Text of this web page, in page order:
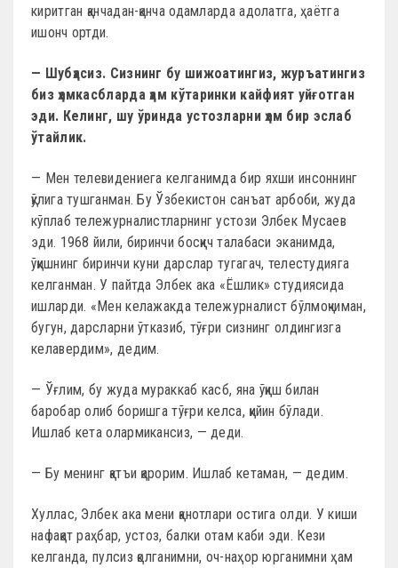
киритган қанчадан-қанча одамларда адолатга, ҳаётга
ишонч ортди.
— Шубҳасиз. Сизнинг бу шижоатингиз, журъатингиз
биз ҳамкасбларда ҳам кўтаринки кайфият уйғотган
эди. Келинг, шу ўринда устозларни ҳам бир эслаб
ўтайлик.
— Мен телевидениега келганимда бир яхши инсоннинг
қўлига тушганман. Бу Ўзбекистон санъат арбоби, жуда
кўплаб тележурналистларнинг устози Элбек Мусаев
эди. 1968 йили, биринчи босқич талабаси эканимда,
ўқишнинг биринчи куни дарслар тугагач, телестудияга
келганман. У пайтда Элбек ака «Ёшлик» студия­сида
ишларди. «Мен келажакда тележурналист бўлмоқчиман,
бугун, дарсларни ўтказиб, тўғри сизнинг олдингизга
келавердим», дедим.
— Ўғлим, бу жуда мураккаб касб, яна ўқиш билан
баробар олиб боришга тўғри келса, қийин бўлади.
Ишлаб кета олармикансиз, — деди.
— Бу менинг қатъи қарорим. Ишлаб кетаман, — дедим.
Хуллас, Элбек ака мени қанотлари остига олди. У киши
нафақат раҳбар, устоз, балки отам каби эди. Кези
келганда, пулсиз қолганимни, оч-наҳор юрганимни ҳам